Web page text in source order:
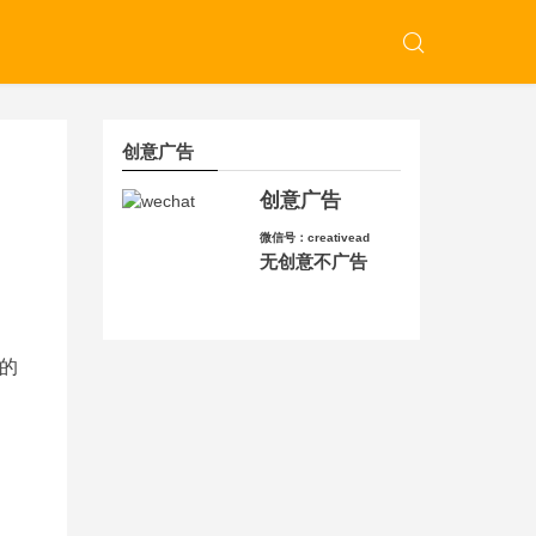
创意广告
创意广告
微信号：creativead
无创意不广告